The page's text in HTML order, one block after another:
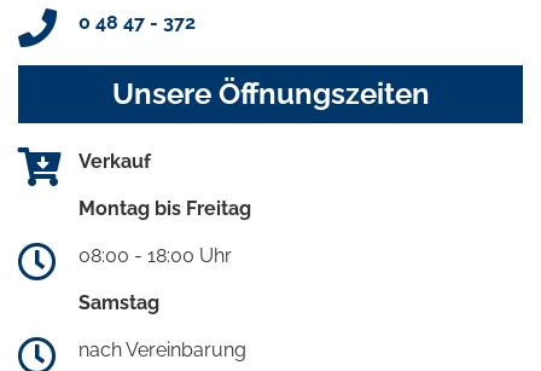
0 48 47 - 372
Unsere Öffnungszeiten
Verkauf
Montag bis Freitag
08:00 - 18:00 Uhr
Samstag
nach Vereinbarung